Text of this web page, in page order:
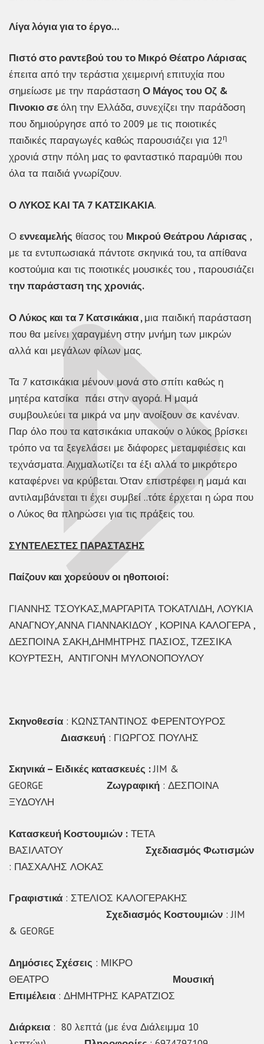
Λίγα λόγια για το έργο…
Πιστό στο ραντεβού του το Μικρό Θέατρο Λάρισας
έπειτα από την τεράστια χειμερινή επιτυχία που
σημείωσε με την παράσταση Ο Μάγος του Οζ &
Πινοκιο σεόλη την Ελλάδα, συνεχίζει την παράδοση
που δημιούργησε από το 2009 με τις ποιοτικές
παιδικές παραγωγές καθώς παρουσιάζει για 12η
χρονιά στην πόλη μας το φανταστικό παραμύθι που
όλα τα παιδιά γνωρίζουν.
Ο ΛΥΚΟΣ ΚΑΙ ΤΑ 7 ΚΑΤΣΙΚΑΚΙΑ.
Ο εννεαμελής θίασος του Μικρού Θεάτρου Λάρισας ,
με τα εντυπωσιακά πάντοτε σκηνικά του, τα απίθανα
κοστούμια και τις ποιοτικές μουσικές του , παρουσιάζει
την παράσταση της χρονιάς.
Ο Λύκος και τα 7 Κατσικάκια ,μια παιδική παράσταση
που θα μείνει χαραγμένη στην μνήμη των μικρών
αλλά και μεγάλων φίλων μας.
Τα 7 κατσικάκια μένουν μονά στο σπίτι καθώς η
μητέρα κατσίκα πάει στην αγορά. Η μαμά
συμβουλεύει τα μικρά να μην ανοίξουν σε κανέναν.
Παρ όλο που τα κατσικάκια υπακούν ο λύκος βρίσκει
τρόπο να τα ξεγελάσει με διάφορες μεταμφιέσεις και
τεχνάσματα. Αιχμαλωτίζει τα έξι αλλά το μικρότερο
καταφέρνει να κρύβεται. Όταν επιστρέφει η μαμά και
αντιλαμβάνεται τι έχει συμβεί ..τότε έρχεται η ώρα που
ο Λύκος θα πληρώσει για τις πράξεις του.
ΣΥΝΤΕΛΕΣΤΕΣ ΠΑΡΑΣΤΑΣΗΣ
Παίζουν και χορεύουν οι ηθοποιοί:
ΓΙΑΝΝΗΣ ΤΣΟΥΚΑΣ,ΜΑΡΓΑΡΙΤΑ ΤΟΚΑΤΛΙΔΗ, ΛΟΥΚΙΑ
ΑΝΑΓΝΟΥ,ΑΝΝΑ ΓΙΑΝΝΑΚΙΔΟΥ , ΚΟΡΙΝΑ ΚΑΛΟΓΕΡΑ ,
ΔΕΣΠΟΙΝΑ ΣΑΚΗ,ΔΗΜΗΤΡΗΣ ΠΑΣΙΟΣ, ΤΖΕΣΙΚΑ
ΚΟΥΡΤΕΣΗ, ΑΝΤΙΓΟΝΗ ΜΥΛΟΝΟΠΟΥΛΟΥ
Σκηνοθεσία : ΚΩΝΣΤΑΝΤΙΝΟΣ ΦΕΡΕΝΤΟΥΡΟΣ
Διασκευή : ΓΙΩΡΓΟΣ ΠΟΥΛΗΣ
Σκηνικά – Ειδικές κατασκευές :JIM &
GEORGE
Ζωγραφική : ΔΕΣΠΟΙΝΑ
ΞΥΔΟΥΛΗ
Κατασκευή Κοστουμιών : ΤΕΤΑ
ΒΑΣΙΛΑΤΟΥ Σχεδιασμός Φωτισμών
: ΠΑΣΧΑΛΗΣ ΛΟΚΑΣ
Γραφιστικά : ΣΤΕΛΙΟΣ ΚΑΛΟΓΕΡΑΚΗΣ
Σχεδιασμός Κοστουμιών : JIM
& GEORGE
Δημόσιες Σχέσεις : ΜΙΚΡΟ
ΘΕΑΤΡΟ Μουσική
Επιμέλεια : ΔΗΜΗΤΡΗΣ ΚΑΡΑΤΖΙΟΣ
Διάρκεια : 80 λεπτά (με ένα Διάλειμμα 10